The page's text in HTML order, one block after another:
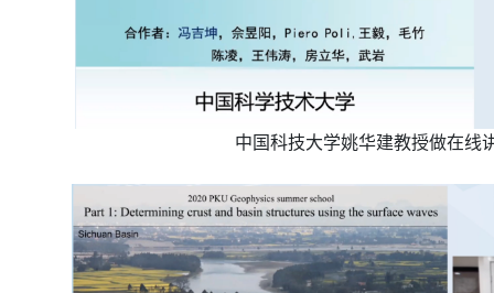
中国科技大学姚华建教授做在线